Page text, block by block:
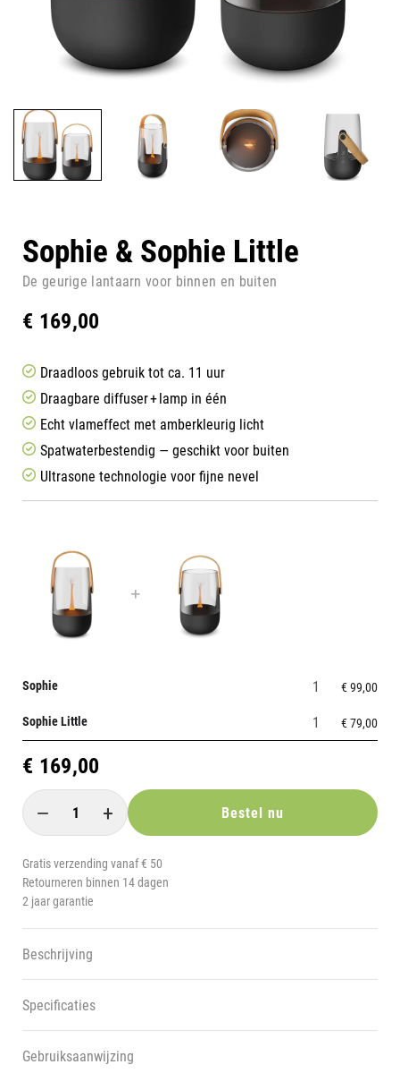
Sophie & Sophie Little
De geurige lantaarn voor binnen en buiten
€ 169,00
Draadloos gebruik tot ca. 11 uur
Draagbare diffuser + lamp in één
Echt vlameffect met amberkleurig licht
Spatwaterbestendig — geschikt voor buiten
Ultrasone technologie voor fijne nevel
Sophie €99,00
Sophie Little €79,00
€ 169,00
−
+ Bestel nu
Gratis verzending vanaf € 50
Retourneren binnen 14 dagen
2 jaar garantie
Beschrijving
Specificaties
Gebruiksaanwijzing